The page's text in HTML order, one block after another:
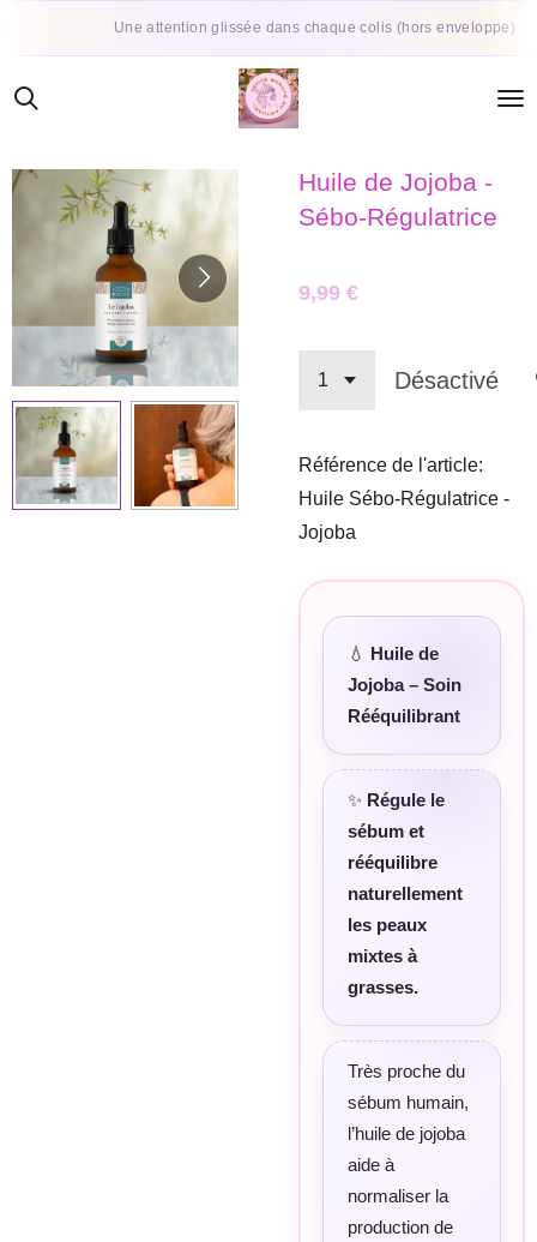
Une attention glissée dans chaque colis (hors enveloppe)
contenu
Huile de Jojoba -
Sébo-Régulatrice
9,99 €
Désactivé
Référence de l'article:
Huile Sébo-Régulatrice -
Jojoba
💧 Huile de
Jojoba – Soin
Rééquilibrant
✨ Régule le
sébum et
rééquilibre
naturellement
les peaux
mixtes à
grasses.
Très proche du
sébum humain,
l’huile de jojoba
aide à
normaliser la
production de